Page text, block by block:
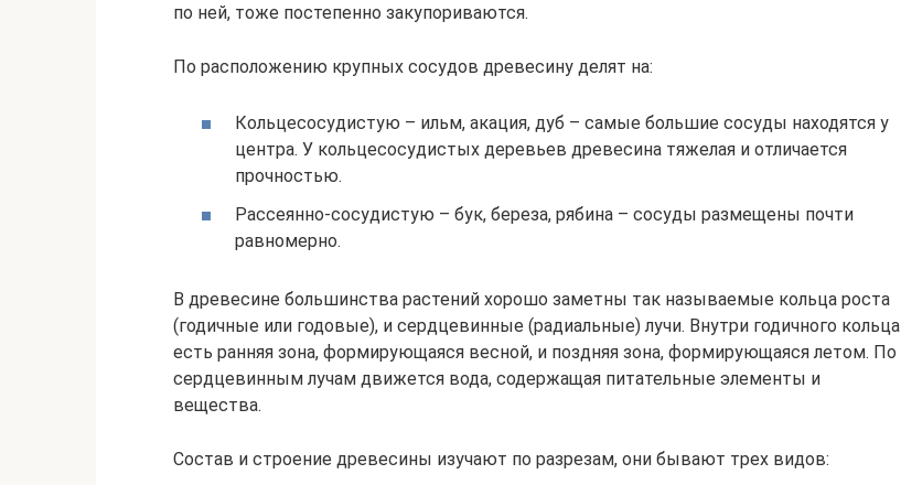
по ней, тоже постепенно закупориваются.
По расположению крупных сосудов древесину делят на:
Кольцесосудистую – ильм, акация, дуб – самые большие сосуды находятся у
центра. У кольцесосудистых деревьев древесина тяжелая и отличается
прочностью.
Рассеянно-сосудистую – бук, береза, рябина – сосуды размещены почти
равномерно.
В древесине большинства растений хорошо заметны так называемые кольца роста
(годичные или годовые), и сердцевинные (радиальные) лучи. Внутри годичного кольца
есть ранняя зона, формирующаяся весной, и поздняя зона, формирующаяся летом. По
сердцевинным лучам движется вода, содержащая питательные элементы и
вещества.
Состав и строение древесины изучают по разрезам, они бывают трех видов: